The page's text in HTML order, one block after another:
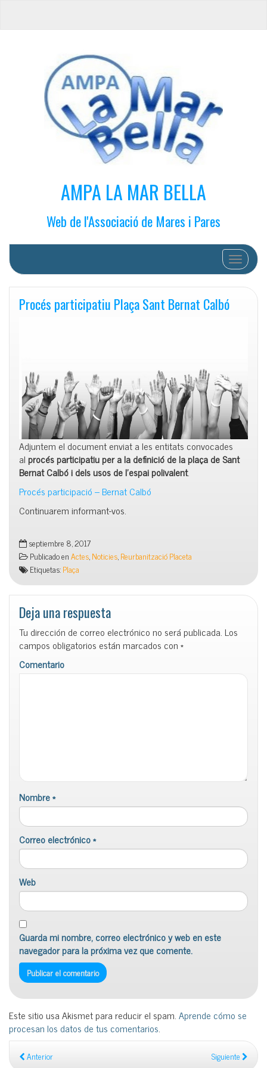
AMPA LA MAR BELLA
Web de l'Associació de Mares i Pares
Cambiar
Procés participatiu Plaça Sant Bernat Calbó
Adjuntem el document enviat a les entitats convocades
al procés participatiu per a la definició de la plaça de Sant
Bernat Calbó i dels usos de l’espai polivalent.
Procés participació – Bernat Calbó
Continuarem informant-vos.
septiembre 8, 2017
Publicado enActes,Noticies,Reurbanització Placeta
Etiquetas:Plaça
Deja una respuesta
Tu dirección de correo electrónico no será publicada.Los
campos obligatorios están marcados con*
Comentario
Nombre*
Correo electrónico*
Web
Guarda mi nombre, correo electrónico y web en este
navegador para la próxima vez que comente.
Este sitio usa Akismet para reducir el spam.Aprende cómo se
procesan los datos de tus comentarios.
Anterior Siguiente